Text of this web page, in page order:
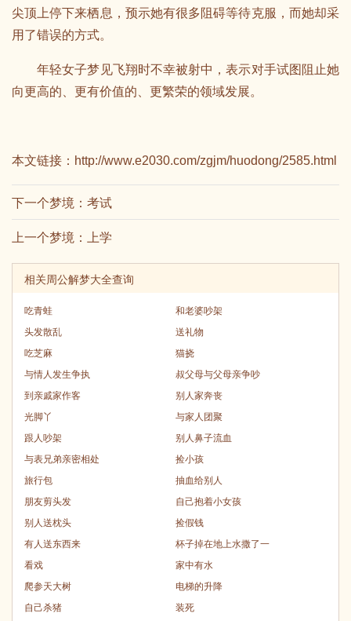
尖顶上停下来栖息，预示她有很多阻碍等待克服，而她却采
用了错误的方式。
年轻女子梦见飞翔时不幸被射中，表示对手试图阻止她
向更高的、更有价值的、更繁荣的领域发展。
本文链接： http://www.e2030.com/zgjm/huodong/2585.html
下一个梦境： 考试
上一个梦境： 上学
相关周公解梦大全查询
吃青蛙
和老婆吵架
头发散乱
送礼物
吃芝麻
猫挠
与情人发生争执
叔父母与父母亲争吵
到亲戚家作客
别人家奔丧
光脚丫
与家人团聚
跟人吵架
别人鼻子流血
与表兄弟亲密相处
捡小孩
旅行包
抽血给别人
朋友剪头发
自己抱着小女孩
别人送枕头
捡假钱
有人送东西来
杯子掉在地上水撒了一
看戏
家中有水
爬参天大树
电梯的升降
自己杀猪
装死